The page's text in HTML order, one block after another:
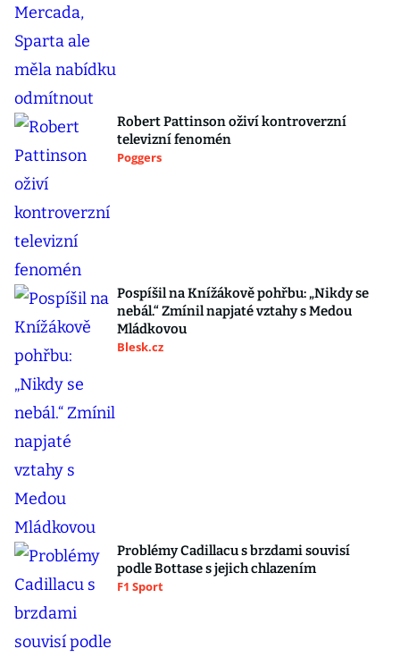
Robert Pattinson oživí kontroverzní
televizní fenomén
Poggers
Pospíšil na Knížákově pohřbu: „Nikdy se
nebál.“ Zmínil napjaté vztahy s Medou
Mládkovou
Blesk.cz
Problémy Cadillacu s brzdami souvisí
podle Bottase s jejich chlazením
F1 Sport